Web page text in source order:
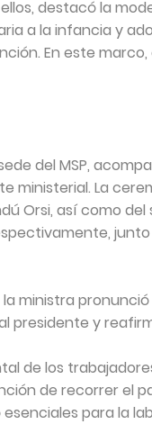
destacó la
a la infancia y
En este
del MSP,
ministerial. La
Orsi, así como
ministra
presidente y
de los
de recorrer el
para la